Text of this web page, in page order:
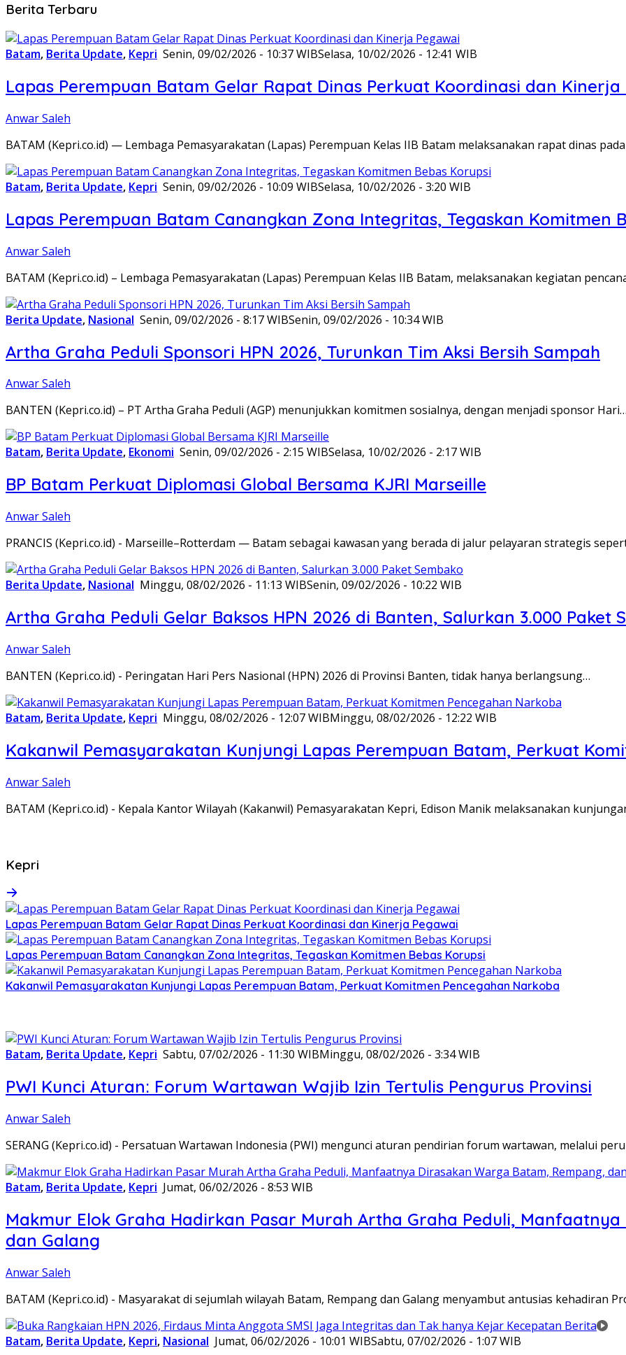
Berita Terbaru
Batam, Berita Update, Kepri Senin, 09/02/2026 - 10:37 WIBSelasa, 10/02/2026 - 12:41 WIB
Lapas Perempuan Batam Gelar Rapat Dinas Perkuat Koordinasi dan Kinerja
Anwar Saleh
BATAM (Kepri.co.id) — Lembaga Pemasyarakatan (Lapas) Perempuan Kelas IIB Batam melaksanakan rapat dinas
Batam, Berita Update, Kepri Senin, 09/02/2026 - 10:09 WIBSelasa, 10/02/2026 - 3:20 WIB
Lapas Perempuan Batam Canangkan Zona Integritas, Tegaskan Komitmen
Anwar Saleh
BATAM (Kepri.co.id) – Lembaga Pemasyarakatan (Lapas) Perempuan Kelas IIB Batam, melaksanakan kegiatan
Berita Update, Nasional Senin, 09/02/2026 - 8:17 WIBSenin, 09/02/2026 - 10:34 WIB
Artha Graha Peduli Sponsori HPN 2026, Turunkan Tim Aksi Bersih Sampah
Anwar Saleh
BANTEN (Kepri.co.id) – PT Artha Graha Peduli (AGP) menunjukkan komitmen sosialnya, dengan menjadi sponsor Hari…
Batam, Berita Update, Ekonomi Senin, 09/02/2026 - 2:15 WIBSelasa, 10/02/2026 - 2:17 WIB
BP Batam Perkuat Diplomasi Global Bersama KJRI Marseille
Anwar Saleh
PRANCIS (Kepri.co.id) - Marseille–Rotterdam — Batam sebagai kawasan yang berada di jalur pelayaran strategis
Berita Update, Nasional Minggu, 08/02/2026 - 11:13 WIBSenin, 09/02/2026 - 10:22 WIB
Artha Graha Peduli Gelar Baksos HPN 2026 di Banten, Salurkan 3.000 Paket
Anwar Saleh
BANTEN (Kepri.co.id) - Peringatan Hari Pers Nasional (HPN) 2026 di Provinsi Banten, tidak hanya berlangsung…
Batam, Berita Update, Kepri Minggu, 08/02/2026 - 12:07 WIBMinggu, 08/02/2026 - 12:22 WIB
Kakanwil Pemasyarakatan Kunjungi Lapas Perempuan Batam, Perkuat
Anwar Saleh
BATAM (Kepri.co.id) - Kepala Kantor Wilayah (Kakanwil) Pemasyarakatan Kepri, Edison Manik melaksanakan
Kepri
Lapas Perempuan Batam Gelar Rapat Dinas Perkuat Koordinasi dan Kinerja Pegawai
Lapas Perempuan Batam Canangkan Zona Integritas, Tegaskan Komitmen Bebas Korupsi
Kakanwil Pemasyarakatan Kunjungi Lapas Perempuan Batam, Perkuat Komitmen Pencegahan Narkoba
Batam, Berita Update, Kepri Sabtu, 07/02/2026 - 11:30 WIBMinggu, 08/02/2026 - 3:34 WIB
PWI Kunci Aturan: Forum Wartawan Wajib Izin Tertulis Pengurus Provinsi
Anwar Saleh
SERANG (Kepri.co.id) - Persatuan Wartawan Indonesia (PWI) mengunci aturan pendirian forum wartawan, melalui
Batam, Berita Update, Kepri Jumat, 06/02/2026 - 8:53 WIB
Makmur Elok Graha Hadirkan Pasar Murah Artha Graha Peduli,
dan Galang
Anwar Saleh
BATAM (Kepri.co.id) - Masyarakat di sejumlah wilayah Batam, Rempang dan Galang menyambut antusias kehadiran
Batam, Berita Update, Kepri, Nasional Jumat, 06/02/2026 - 10:01 WIBSabtu, 07/02/2026 - 1:07 WIB